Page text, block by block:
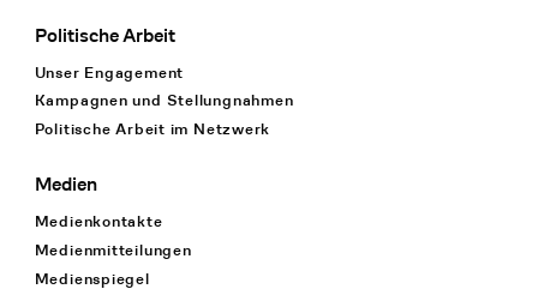
Politische Arbeit
Unser Engagement
Kampagnen und Stellungnahmen
Politische Arbeit im Netzwerk
Medien
Medienkontakte
Medienmitteilungen
Medienspiegel